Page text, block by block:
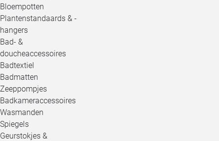
Bloempotten
Plantenstandaards & -
hangers
Bad- &
doucheaccessoires
Badtextiel
Badmatten
Zeeppompjes
Badkameraccessoires
Wasmanden
Spiegels
Geurstokjes &